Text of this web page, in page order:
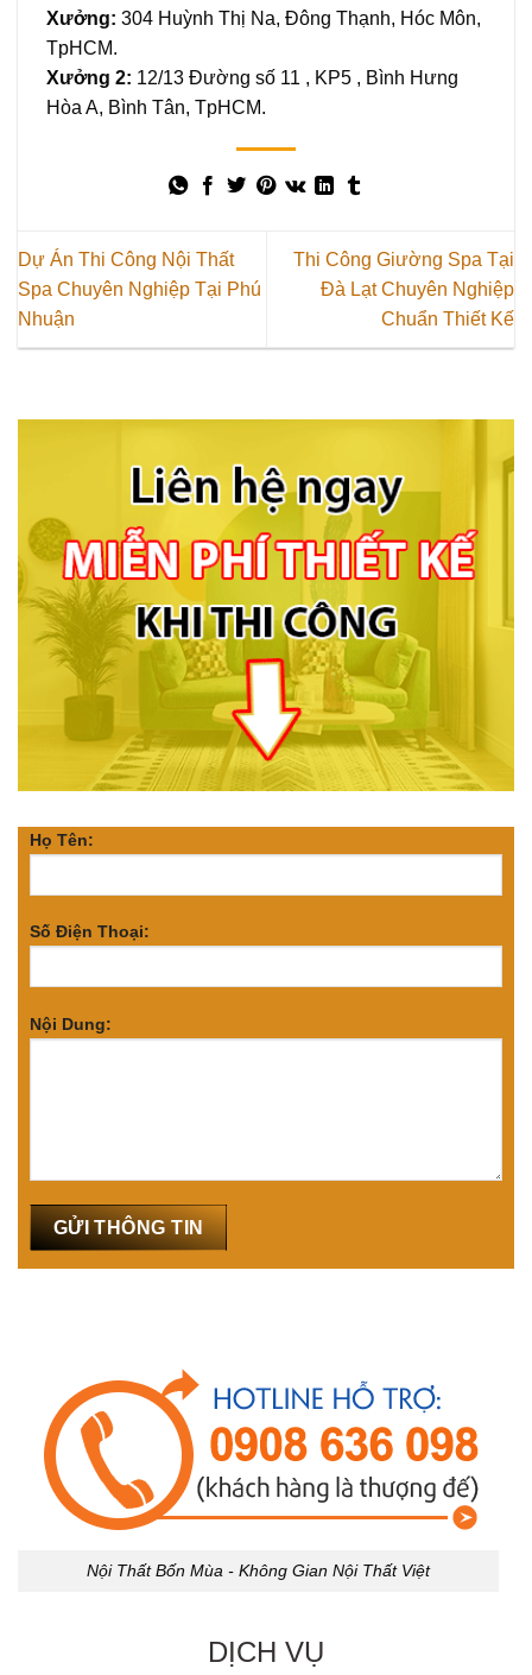
Xưởng: 304 Huỳnh Thị Na, Đông Thạnh, Hóc Môn,
TpHCM.
Xưởng 2: 12/13 Đường số 11 , KP5 , Bình Hưng
Hòa A, Bình Tân, TpHCM.
Dự Án Thi Công Nội Thất
Spa Chuyên Nghiệp Tại Phú
Nhuận
Thi Công Giường Spa Tại
Đà Lạt Chuyên Nghiệp
Chuẩn Thiết Kế
Họ Tên:
Số Điện Thoại:
Nội Dung:
Nội Thất Bốn Mùa - Không Gian Nội Thất Việt
DỊCH VỤ